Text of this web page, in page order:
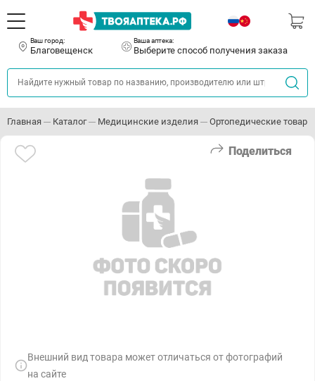
Ваш город:
Благовещенск
Ваша аптека:
Выберите способ получения заказа
Главная Каталог Медицинские изделия Ортопедические товары
Поделиться
Внешний вид товара может отличаться от фотографий
на сайте